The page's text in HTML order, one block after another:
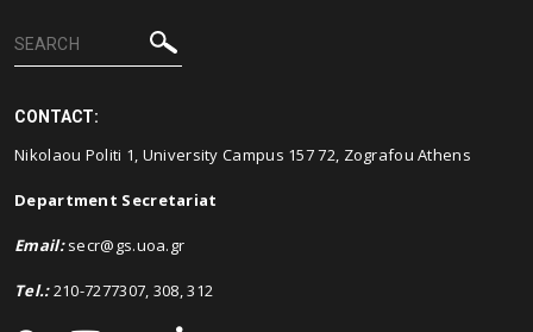
CONTACT:
Nikolaou Politi 1, University Campus 157 72, Zografou Athens
Department Secretariat
Email: secr@gs.uoa.gr
Tel.:210-7277307, 308, 312